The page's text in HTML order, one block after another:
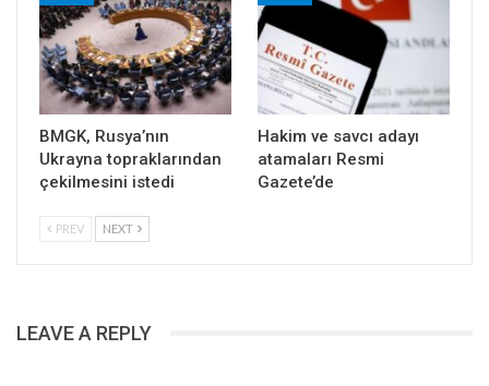
BMGK, Rusya’nın
Ukrayna topraklarından
çekilmesini istedi
Hakim ve savcı adayı
atamaları Resmi
Gazete’de
PREV NEXT
LEAVE A REPLY